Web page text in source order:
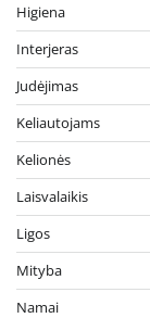
Higiena
Interjeras
Judėjimas
Keliautojams
Kelionės
Laisvalaikis
Ligos
Mityba
Namai